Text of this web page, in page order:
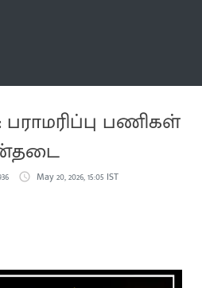
பணிகள்
May 20, 2026, 15:05 IST